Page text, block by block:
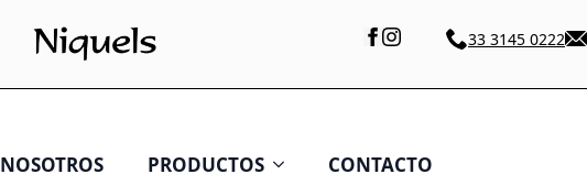
33 3145 0222
NOSOTROS PRODUCTOS CONTACTO